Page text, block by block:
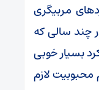
مربیگری
چند سالی که
بسیار خوبی
لازم